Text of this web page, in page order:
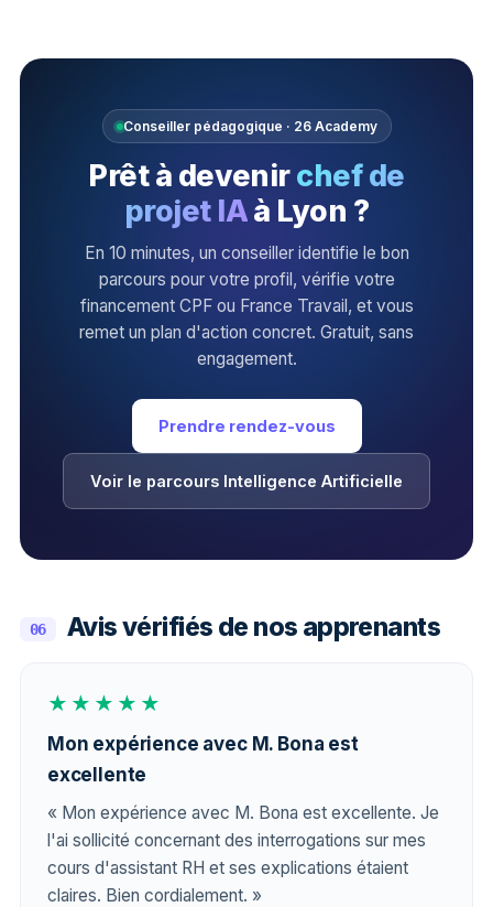
Conseiller pédagogique · 26 Academy
Prêt à devenirchef de
projet IAà Lyon ?
En 10 minutes, un conseiller identifie le bon
parcours pour votre profil, vérifie votre
financement CPF ou France Travail, et vous
remet un plan d'action concret. Gratuit, sans
engagement.
Prendre rendez-vous
Voir le parcours Intelligence Artificielle
06 Avis vérifiés de nos apprenants
★★★★★
Mon expérience avec M. Bona est
excellente
« Mon expérience avec M. Bona est excellente. Je
l'ai sollicité concernant des interrogations sur mes
cours d'assistant RH et ses explications étaient
claires. Bien cordialement. »